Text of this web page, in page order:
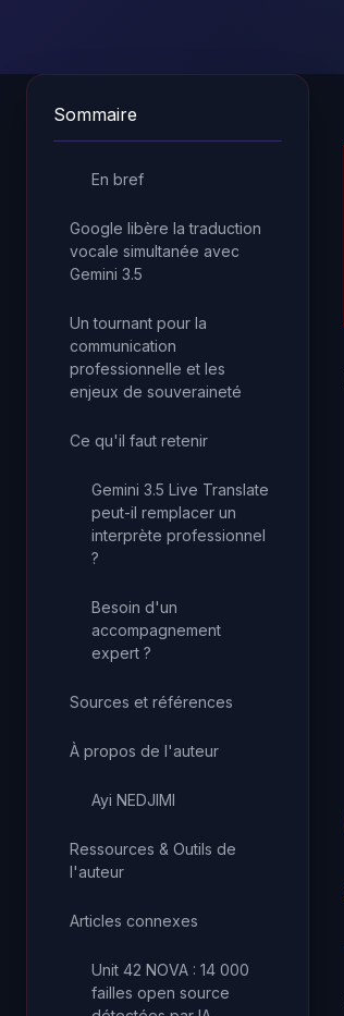
Sommaire
En bref
Google libère la traduction
vocale simultanée avec
Gemini 3.5
Un tournant pour la
communication
professionnelle et les
enjeux de souveraineté
Ce qu'il faut retenir
Gemini 3.5 Live Translate
peut-il remplacer un
interprète professionnel
?
Besoin d'un
accompagnement
expert ?
Sources et références
À propos de l'auteur
Ayi NEDJIMI
Ressources & Outils de
l'auteur
Articles connexes
Unit 42 NOVA : 14 000
failles open source